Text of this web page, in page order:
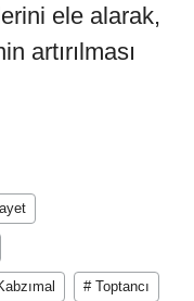
ele alarak,
artırılması
# Toptancı